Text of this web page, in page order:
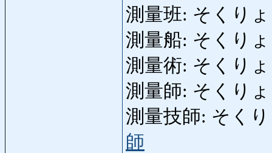
測量班: そくり
測量船: そくり
測量術: そくり
測量師: そくり
測量技師: そく
師